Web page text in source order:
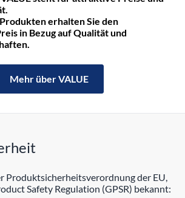
erhalten Sie den
in Bezug auf Qualität und
Mehr über VALUE
Produktsicherheitsverordnung der EU,
Safety Regulation (GPSR) bekannt: